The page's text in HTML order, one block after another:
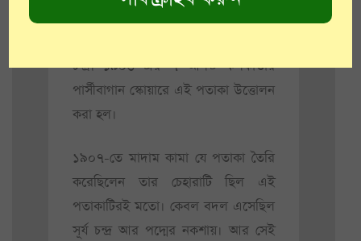
চন্দ্র। ১৯০৬ এর ৭ আগস্ট কলকাতার
পার্সীবাগান স্কোয়ারে এই পতাকা উত্তোলন
করা হল।
১৯০৭-তে মাদাম কামা যে পতাকা তৈরি
করেছিলেন তার চেহারাটি ছিল এই
পতাকাটিরই মতো। কেবল বদল এসেছিল
সূর্য চন্দ্র আর পদ্মের নকশায়। আর সেই